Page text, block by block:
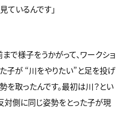
ているんです」
で様子をうかがって、ワークショ
子が “川をやりたい”と足を投げ
を取ったんです。最初は川？とい
対側に同じ姿勢をとった子が現